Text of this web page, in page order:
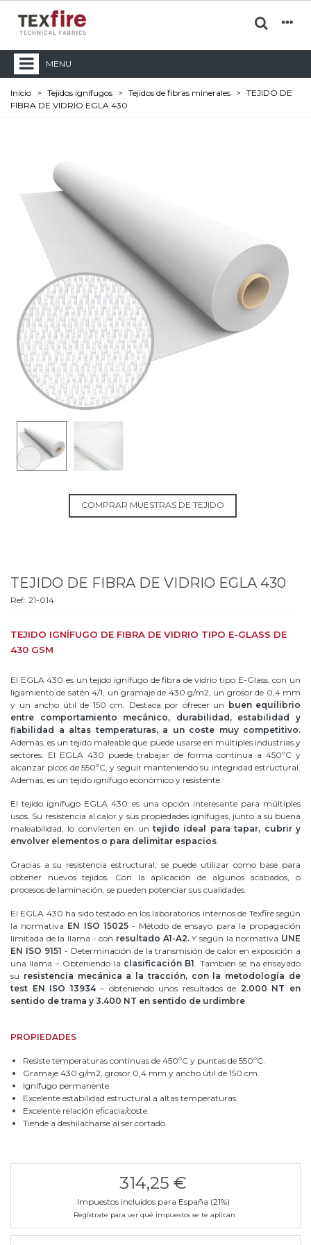
MENU
Inicio > Tejidos ignífugos > Tejidos de fibras minerales > TEJIDO DE
FIBRA DE VIDRIO EGLA 430
COMPRAR MUESTRAS DE TEJIDO
TEJIDO DE FIBRA DE VIDRIO EGLA 430
Ref: 21-014
TEJIDO IGNÍFUGO DE FIBRA DE VIDRIO TIPO E-GLASS DE
430 GSM
El EGLA 430 es un tejido ignífugo de fibra de vidrio tipo E-Glass, con un
ligamiento de satén 4/1, un gramaje de 430 g/m2, un grosor de 0,4 mm
y un ancho útil de 150 cm. Destaca por ofrecer un buen equilibrio
entre comportamiento mecánico, durabilidad, estabilidad y
fiabilidad a altas temperaturas, a un coste muy competitivo.
Además, es un tejido maleable que puede usarse en múltiples industrias y
sectores. El EGLA 430 puede trabajar de forma continua a 450ºC y
alcanzar picos de 550ºC, y seguir manteniendo su integridad estructural.
Además, es un tejido ignífugo económico y resistente.
El tejido ignífugo EGLA 430 es una opción interesante para múltiples
usos. Su resistencia al calor y sus propiedades ignífugas, junto a su buena
maleabilidad, lo convierten en un tejido ideal para tapar, cubrir y
envolver elementos o para delimitar espacios.
Gracias a su resistencia estructural, se puede utilizar como base para
obtener nuevos tejidos. Con la aplicación de algunos acabados, o
procesos de laminación, se pueden potenciar sus cualidades.
El EGLA 430 ha sido testado en los laboratorios internos de Texfire según
la normativa EN ISO 15025- Método de ensayo para la propagación
limitada de la llama - con resultado A1-A2.Y según la normativa UNE
EN ISO 9151 - Determinación de la transmisión de calor en exposición a
una llama – Obteniendo la clasificación B1. También se ha ensayado
su resistencia mecánica a la tracción, con la metodología de
test EN ISO 13934– obteniendo unos resultados de 2.000 NT en
sentido de trama y 3.400 NT en sentido de urdimbre.
PROPIEDADES
Resiste temperaturas continuas de 450ºC y puntas de 550ºC.
Gramaje 430 g/m2, grosor 0,4 mm y ancho útil de 150 cm.
Ignífugo permanente.
Excelente estabilidad estructural a altas temperaturas.
Excelente relación eficacia/coste.
Tiende a deshilacharse al ser cortado.
314,25 €
Impuestos incluidos para España (21%)
Regístrate para ver qué impuestos se te aplican